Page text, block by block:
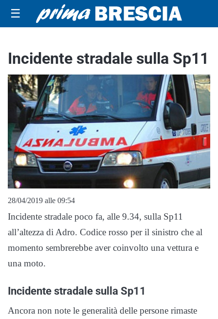
☰
Incidente stradale sulla Sp11
28/04/2019 alle 09:54
Incidente stradale poco fa, alle 9.34, sulla Sp11
all’altezza di Adro. Codice rosso per il sinistro che al
momento sembrerebbe aver coinvolto una vettura e
una moto.
Incidente stradale sulla Sp11
Ancora non note le generalità delle persone rimaste